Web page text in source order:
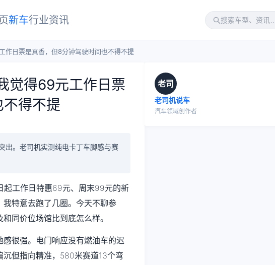
新车行业资讯
作日票是真香，但8分钟驾驶时间也不得不提
觉得69元工作日票
得不提
出。老司机实测纯电卡丁车脚感与赛
起工作日特惠69元、周末99元的新
特意去跑了几圈。今天不聊参
同价位场馆比到底怎么样。
很强。电门响应没有燃油车的迟
但指向精准，580米赛道13个弯
老司
老司机说车
汽车领域创作者